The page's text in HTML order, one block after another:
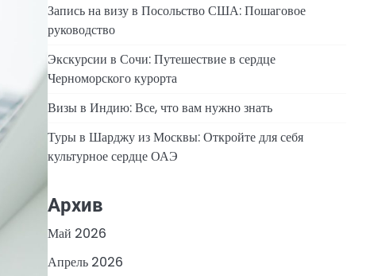
Запись на визу в Посольство США: Пошаговое
руководство
Экскурсии в Сочи: Путешествие в сердце
Черноморского курорта
Визы в Индию: Все, что вам нужно знать
Туры в Шарджу из Москвы: Откройте для себя
культурное сердце ОАЭ
Архив
Май 2026
Апрель 2026